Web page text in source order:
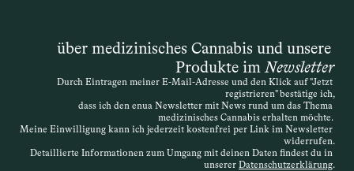
ist die Definition offen – entscheidend
ist, dass die Therapie medizinisch
nachvollziehbar begründet wird. Die
Verordnung kann daher sehr individuell
erfolgen. Wird der Antrag abgelehnt,
besteht die Möglichkeit des
über medizinisches Cannabis und unsere
Produkte im Newsletter
Durch Eintragen meiner E-Mail-Adresse und den Klick auf "Jetzt
registrieren" bestätige ich,
dass ich den enua Newsletter mit News rund um das Thema
medizinisches Cannabis erhalten möchte.
Meine Einwilligung kann ich jederzeit kostenfrei per Link im Newsletter
widerrufen.
Detaillierte Informationen zum Umgang mit deinen Daten findest du in
unserer Datenschutzerklärung.